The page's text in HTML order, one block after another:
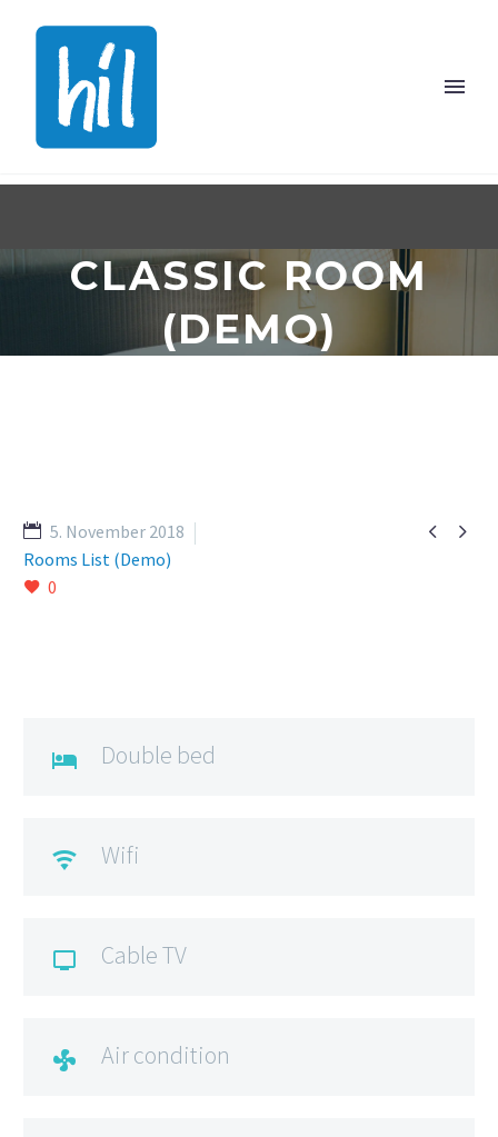
CLASSIC ROOM
(DEMO)
 
5. November 2018
Rooms List (Demo)
0
 Double bed
 Wifi
 Cable TV
 Air condition